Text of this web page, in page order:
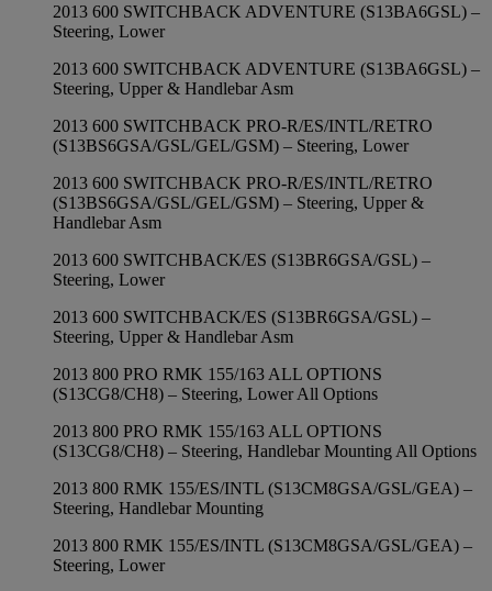
2013 600 SWITCHBACK ADVENTURE (S13BA6GSL) –
Steering, Lower
2013 600 SWITCHBACK ADVENTURE (S13BA6GSL) –
Steering, Upper & Handlebar Asm
2013 600 SWITCHBACK PRO-R/ES/INTL/RETRO
(S13BS6GSA/GSL/GEL/GSM) – Steering, Lower
2013 600 SWITCHBACK PRO-R/ES/INTL/RETRO
(S13BS6GSA/GSL/GEL/GSM) – Steering, Upper &
Handlebar Asm
2013 600 SWITCHBACK/ES (S13BR6GSA/GSL) –
Steering, Lower
2013 600 SWITCHBACK/ES (S13BR6GSA/GSL) –
Steering, Upper & Handlebar Asm
2013 800 PRO RMK 155/163 ALL OPTIONS
(S13CG8/CH8) – Steering, Lower All Options
2013 800 PRO RMK 155/163 ALL OPTIONS
(S13CG8/CH8) – Steering, Handlebar Mounting All Options
2013 800 RMK 155/ES/INTL (S13CM8GSA/GSL/GEA) –
Steering, Handlebar Mounting
2013 800 RMK 155/ES/INTL (S13CM8GSA/GSL/GEA) –
Steering, Lower